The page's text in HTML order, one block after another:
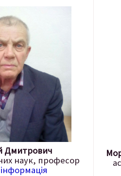
Дмитрович
наук, професор